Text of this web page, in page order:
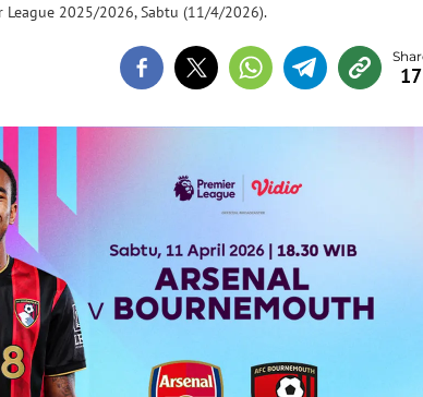
2025/2026, Sabtu (11/4/2026).
17